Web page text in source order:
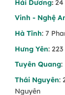
Bó hoa
Bó hoa
Bó hoa
Hải Dương:
Vinh - Nghệ
Hà Tĩnh: 7
Hưng Yên:
Tuyên Quang:
Thái Nguyên:
Nguyên